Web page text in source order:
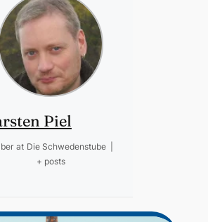
Piel
at Die Schwedenstube
+ posts